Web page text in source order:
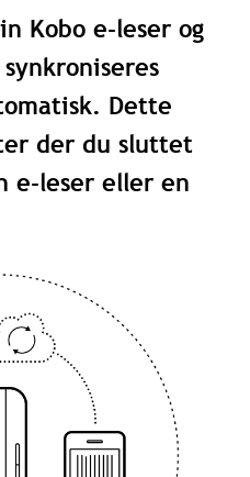
Kobo e-leser og
Dette
der du sluttet
e-leser eller en